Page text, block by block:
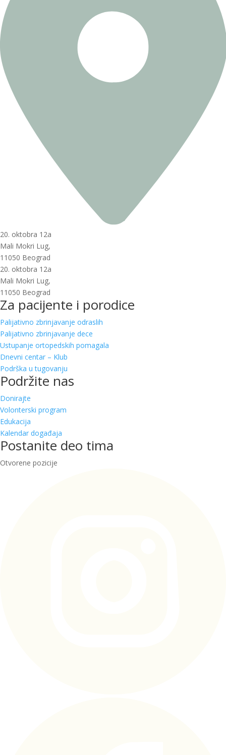
20. oktobra 12a
Mali Mokri Lug,
11050 Beograd
20. oktobra 12a
Mali Mokri Lug,
11050 Beograd
Za pacijente i porodice
Palijativno zbrinjavanje odraslih
Palijativno zbrinjavanje dece
Ustupanje ortopedskih pomagala
Dnevni centar – Klub
Podrška u tugovanju
Podržite nas
Donirajte
Volonterski program
Edukacija
Kalendar događaja
Postanite deo tima
Otvorene pozicije